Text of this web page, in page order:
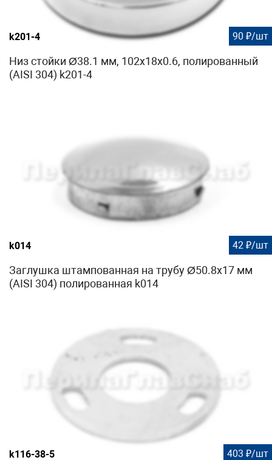
k201-4 90 ₽/шт
Низ стойки Ø38.1 мм, 102х18х0.6, полированный
(AISI 304) k201-4
k014 42 ₽/шт
Заглушка штампованная на трубу Ø50.8х17 мм
(AISI 304) полированная k014
k116-38-5 403 ₽/шт